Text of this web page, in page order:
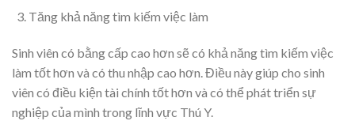
Tăng khả năng tìm kiếm việc làm
Sinh viên có bằng cấp cao hơn sẽ có khả năng tìm kiếm việc
làm tốt hơn và có thu nhập cao hơn. Điều này giúp cho sinh
viên có điều kiện tài chính tốt hơn và có thể phát triển sự
nghiệp của mình trong lĩnh vực Thú Y.